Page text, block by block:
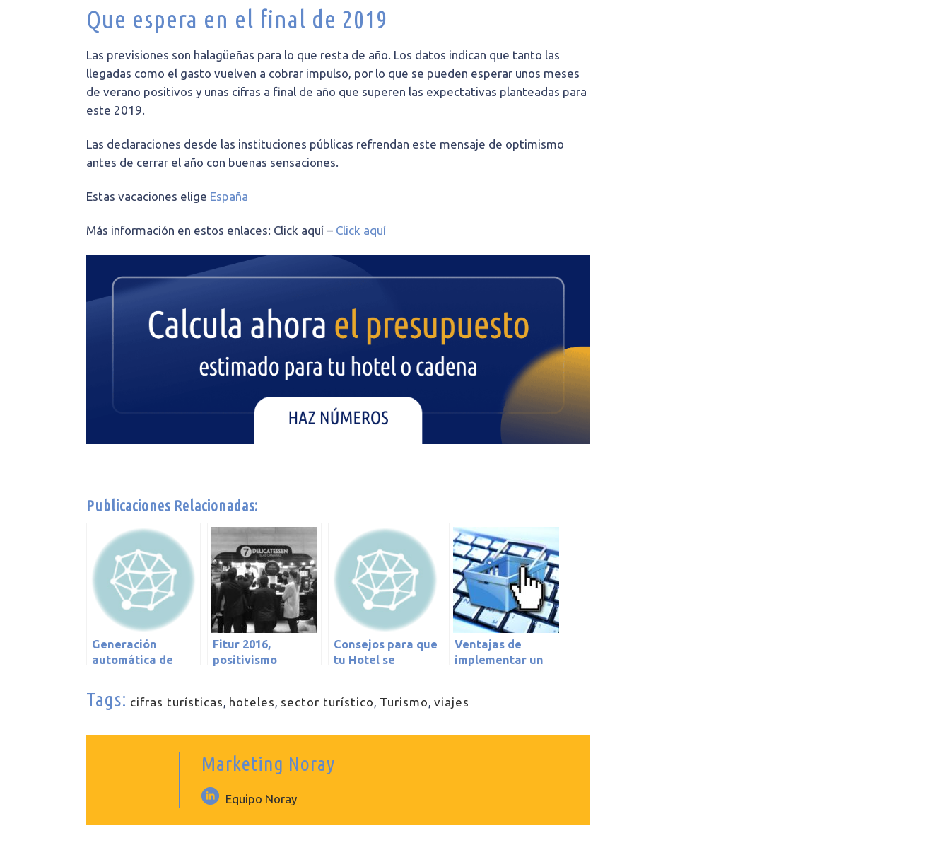
Que espera en el final de 2019
Las previsiones son halagüeñas para lo que resta de año. Los datos indican que tanto las
llegadas como el gasto vuelven a cobrar impulso, por lo que se pueden esperar unos meses
de verano positivos y unas cifras a final de año que superen las expectativas planteadas para
este 2019.
Las declaraciones desde las instituciones públicas refrendan este mensaje de optimismo
antes de cerrar el año con buenas sensaciones.
Estas vacaciones elige España
Más información en estos enlaces: Click aquí – Click aquí
Publicaciones Relacionadas:
Generación
automática de
en hoteles:
aplicación práctica
Fitur 2016,
positivismo
Consejos para que
tu Hotel se
Ventajas de
implementar un
Tags: cifras turísticas, hoteles, sector turístico, Turismo, viajes
Marketing Noray
Equipo Noray